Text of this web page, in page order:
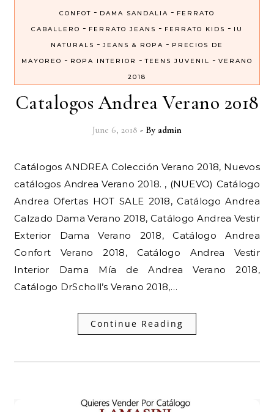
CONFOT - DAMA SANDALIA - FERRATO
CABALLERO - FERRATO JEANS - FERRATO KIDS - IU
NATURALS - JEANS & ROPA - PRECIOS DE
MAYOREO - ROPA INTERIOR -TEENS JUVENIL - VERANO
2018
Catalogos Andrea Verano 2018
June 6, 2018 - By admin
Catálogos ANDREA Colección Verano 2018, Nuevos
catálogos Andrea Verano 2018. , (NUEVO) Catálogo
Andrea Ofertas HOT SALE 2018, Catálogo Andrea
Calzado Dama Verano 2018, Catálogo Andrea Vestir
Exterior Dama Verano 2018, Catálogo Andrea
Confort Verano 2018, Catálogo Andrea Vestir
Interior Dama Mía de Andrea Verano 2018,
Catálogo DrScholl’s Verano 2018,…
Continue Reading